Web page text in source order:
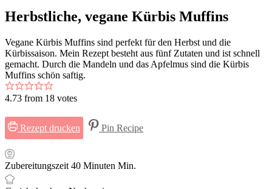
Herbstliche, vegane Kürbis Muffins
Vegane Kürbis Muffins sind perfekt für den Herbst und die
Kürbissaison. Mein Rezept besteht aus fünf Zutaten und ist schnell
gemacht. Durch die Mandeln und das Apfelmus sind die Kürbis
Muffins schön saftig.
4.73 from 18 votes
Rezept drucken Pin Recipe
Zubereitungszeit 40 Minuten Min.